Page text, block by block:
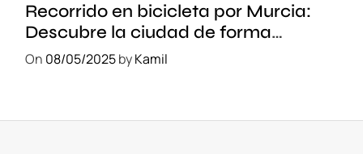
Recorrido en bicicleta por Murcia:
Descubre la ciudad de forma
sostenible
On 08/05/2025byKamil